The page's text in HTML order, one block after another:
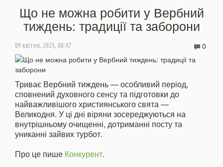
Що не можна робити у Вербний
тиждень: традиції та заборони
09 квітня, 2025, 08:47 0
Триває Вербний тиждень — особливий період,
сповнений духовного сенсу та підготовки до
найважливішого християнського свята —
Великодня. У ці дні віряни зосереджуються на
внутрішньому очищенні, дотриманні посту та
униканні зайвих турбот.
Про це пише Конкурент.